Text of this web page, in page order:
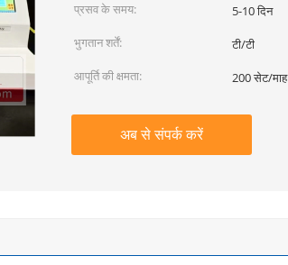
प्रसव के समय:
5-10 दिन
भुगतान शर्तें:
टी/टी
आपूर्ति की क्षमता:
200 सेट/माह
अब से संपर्क करें